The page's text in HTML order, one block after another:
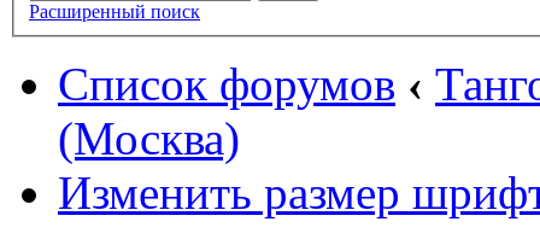
Расширенный поиск
Список форумов ‹
(Москва)
Изменить размер